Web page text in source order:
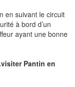
en suivant le circuit
à bord d’un
ayant une bonne
.visiter Pantin en